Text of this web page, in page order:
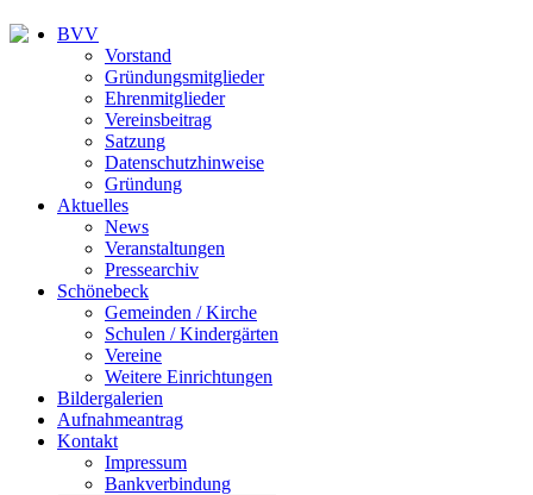
BVV
Vorstand
Gründungsmitglieder
Ehrenmitglieder
Vereinsbeitrag
Satzung
Datenschutzhinweise
Gründung
Aktuelles
News
Veranstaltungen
Pressearchiv
Schönebeck
Gemeinden / Kirche
Schulen / Kindergärten
Vereine
Weitere Einrichtungen
Bildergalerien
Aufnahmeantrag
Kontakt
Impressum
Bankverbindung